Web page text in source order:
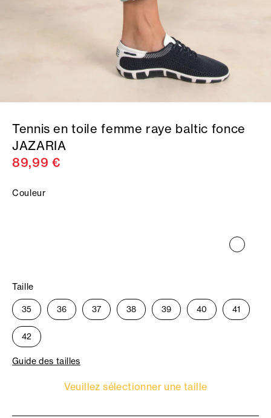
Tennis en toile femme raye baltic fonce
JAZARIA
89,99 €
Couleur
Taille
35 36 37 38 39 40 41
42
Guide des tailles
Veuillez sélectionner une taille